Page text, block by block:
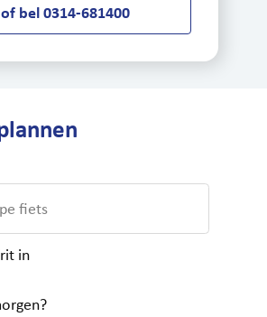
of bel 0314-681400
in